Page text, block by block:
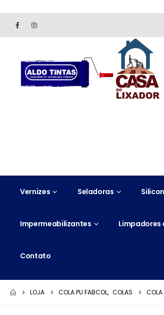
Vernizes Seladoras
Impermeabilizantes Limpadores
Contato
LOJA COLA PU FABCOL, COLAS